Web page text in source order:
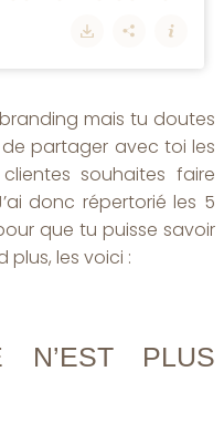
mais tu doutes
de partager avec toi les
souhaites faire
donc répertorié les 5
que tu puisse savoir
les voici :
PLUS